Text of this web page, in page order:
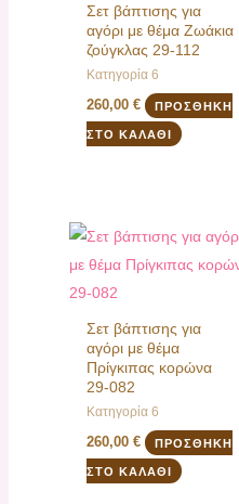
Σετ βάπτισης για
αγόρι με θέμα Ζωάκια
ζούγκλας 29-112
Κατηγορία 6
260,00€ ΠΡΟΣΘΉΚΗ
ΣΤΟ ΚΑΛΆΘΙ
Σετ βάπτισης για
αγόρι με θέμα
Πρίγκιπας κορώνα
29-082
Κατηγορία 6
260,00€ ΠΡΟΣΘΉΚΗ
ΣΤΟ ΚΑΛΆΘΙ